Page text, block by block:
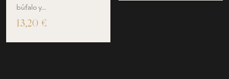
búfalo y…
13,20 €